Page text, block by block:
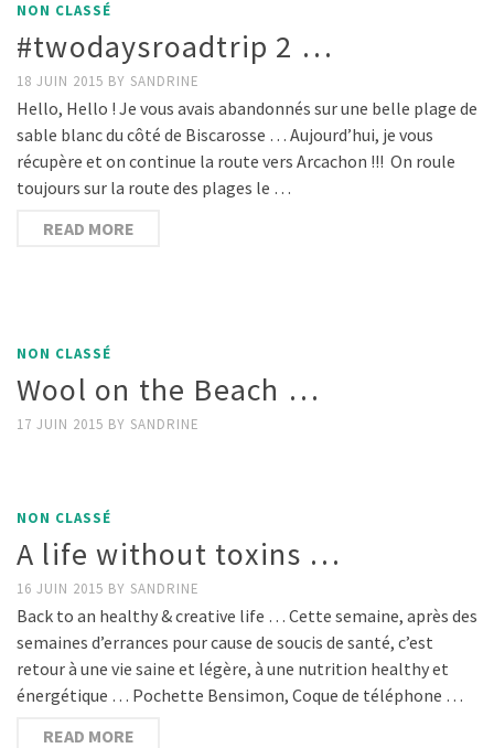
NON CLASSÉ
#twodaysroadtrip 2 …
18 JUIN 2015 BY SANDRINE
Hello, Hello ! Je vous avais abandonnés sur une belle plage de
sable blanc du côté de Biscarosse … Aujourd’hui, je vous
récupère et on continue la route vers Arcachon !!! On roule
toujours sur la route des plages le …
READ MORE
NON CLASSÉ
Wool on the Beach …
17 JUIN 2015 BY SANDRINE
NON CLASSÉ
A life without toxins …
16 JUIN 2015 BY SANDRINE
Back to an healthy & creative life … Cette semaine, après des
semaines d’errances pour cause de soucis de santé, c’est
retour à une vie saine et légère, à une nutrition healthy et
énergétique … Pochette Bensimon, Coque de téléphone …
READ MORE